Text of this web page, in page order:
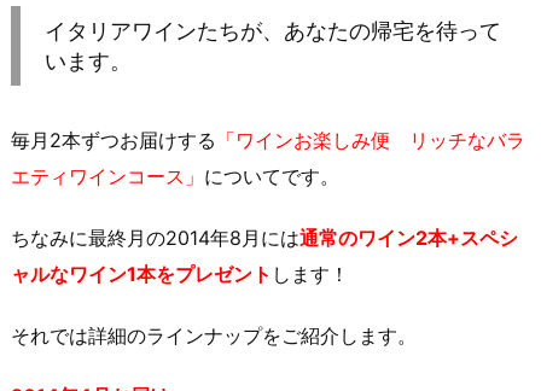
イタリアワインたちが、あなたの帰宅を待って
います。
毎月2本ずつお届けする 「ワインお楽しみ便 リッチなバラ
エティワインコース」 についてです。
ちなみに最終月の2014年8月には通常のワイン2本+スペシ
ャルなワイン1本をプレゼント します！
それでは詳細のラインナップをご紹介します。